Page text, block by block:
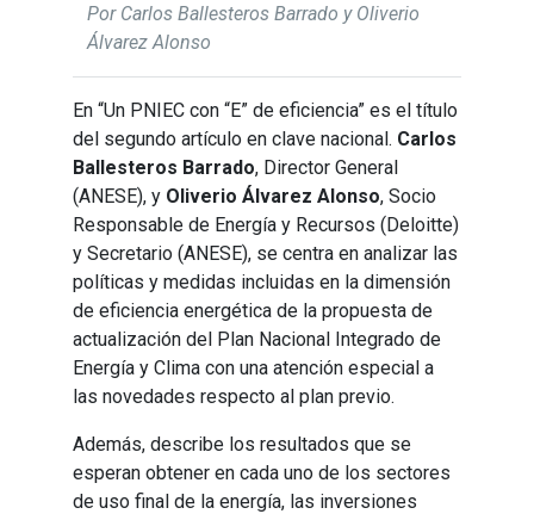
Por Carlos Ballesteros Barrado y Oliverio
Álvarez Alonso
En “Un PNIEC con “E” de eficiencia” es el título
del segundo artículo en clave nacional. Carlos
Ballesteros Barrado, Director General
(ANESE), y Oliverio Álvarez Alonso, Socio
Responsable de Energía y Recursos (Deloitte)
y Secretario (ANESE), se centra en analizar las
políticas y medidas incluidas en la dimensión
de eficiencia energética de la propuesta de
actualización del Plan Nacional Integrado de
Energía y Clima con una atención especial a
las novedades respecto al plan previo.
Además, describe los resultados que se
esperan obtener en cada uno de los sectores
de uso final de la energía, las inversiones